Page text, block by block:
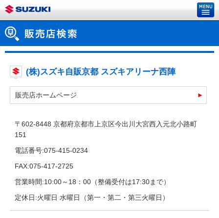
(株)スズキ自販京都 スズキアリーナ西陣
販売店ホームページ
〒602-8448 京都府京都市上京区今出川大宮西入元北小路町
151
電話番号:075-415-0234
FAX:075-417-2725
営業時間:10:00～18：00（整備受付は17:30まで）
定休日:火曜日 水曜日（第一・第二・第三火曜日）